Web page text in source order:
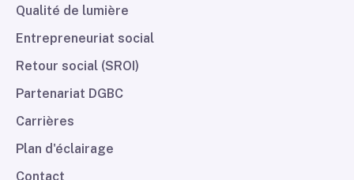
Qualité de lumière
Entrepreneuriat social
Retour social (SROI)
Partenariat DGBC
Carrières
Plan d'éclairage
Contact